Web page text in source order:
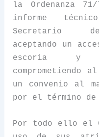
la Ordenanza 71/
informe
Secretario
de
aceptando un
escoria y
comprometiendo
un convenio al
por el término de
Por todo ello el